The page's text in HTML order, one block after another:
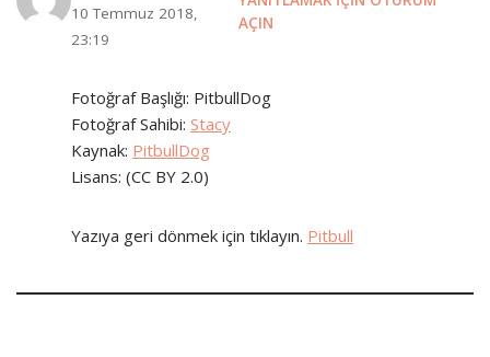
10 Temmuz 2018,
23:19
AÇIN
Fotoğraf Başlığı: PitbullDog
Fotoğraf Sahibi: Stacy
Kaynak: PitbullDog
Lisans: (CC BY 2.0)
Yazıya geri dönmek için tıklayın. Pitbull